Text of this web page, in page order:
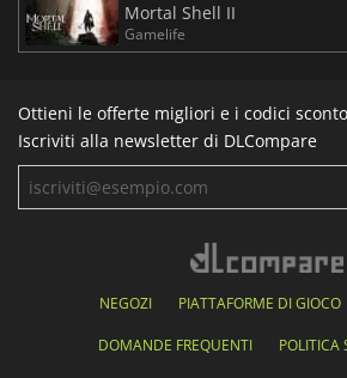
Mortal Shell II
Gamelife
Ottieni le offerte migliori e i codici
Iscriviti alla newsletter di DLCompare
NEGOZI PIATTAFORME DI GIOCO
DOMANDE FREQUENTI POLITICA